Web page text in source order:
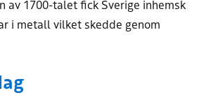
av 1700-talet fick Sverige inhemsk
i metall vilket skedde genom